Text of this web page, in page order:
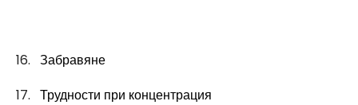
Забравяне
Трудности при концентрация